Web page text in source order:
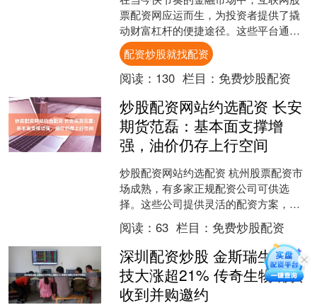
票配资网应运而生，为投资者提供了撬
动财富杠杆的便捷途径。这些平台通过
提供资金杠杆，使投资者能够放大其投
资规模配资炒股就找配资，....
配资炒股就找配资
阅读： 130 栏目： 免费炒股配资
炒股配资网站约选配资 长安
期货范磊：基本面支撑增
强，油价仍存上行空间
炒股配资网站约选配资 杭州股票配资市
场成熟，有多家正规配资公司可供选
择。这些公司提供灵活的配资方案，满
足不同投资者的需求。投资者可根据自
己的风险承受能力和投资目....
阅读： 63 栏目： 免费炒股配资
深圳配资炒股 金斯瑞生物科
技大涨超21% 传奇生物确认
收到并购邀约